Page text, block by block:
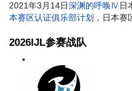
2021年3月14日深渊的呼唤Ⅳ 日
本赛区认证俱乐部计划 ，日本赛
2026IJL参赛战队